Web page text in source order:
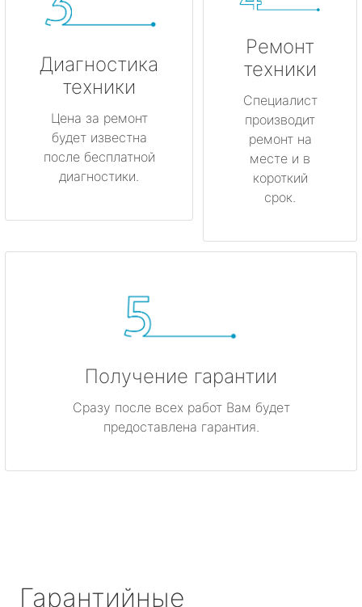
Диагностика
техники
Цена за ремонт
будет известна
после бесплатной
диагностики.
Ремонт
техники
Специалист
производит
ремонт на
месте и в
короткий
срок.
Получение гарантии
Сразу после всех работ Вам будет
предоставлена гарантия.
Гарантийные